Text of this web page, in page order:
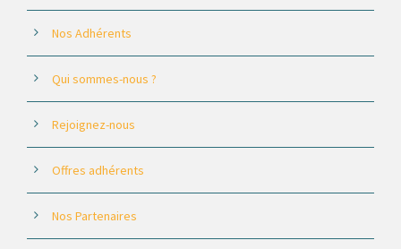
Nos Adhérents
Qui sommes-nous ?
Rejoignez-nous
Offres adhérents
Nos Partenaires